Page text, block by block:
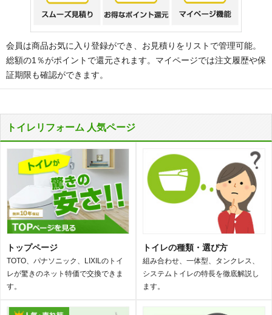
会員は商品お気に入り登録ができ、お見積りをリストで管理可能。
総額の1％がポイントで還元されます。マイページでは注文履歴や保
証期限も確認ができます。
トイレリフォーム 人気ページ
トップページ
TOTO、パナソニック、LIXILのトイ
レが驚きのネット特価で交換できま
す。
トイレの種類・選び方
組み合わせ、一体型、タンクレス、
システムトイレの特長を徹底解説し
ます。